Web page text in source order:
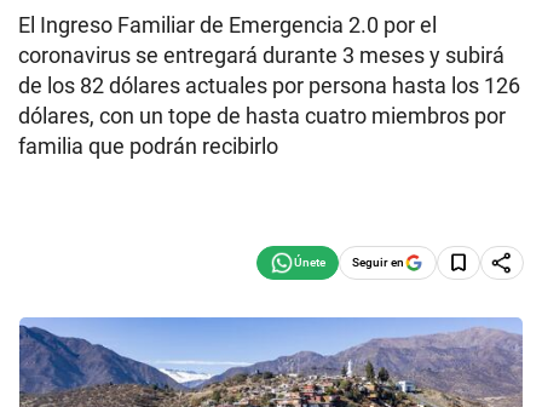
El Ingreso Familiar de Emergencia 2.0 por el
coronavirus se entregará durante 3 meses y subirá
de los 82 dólares actuales por persona hasta los 126
dólares, con un tope de hasta cuatro miembros por
familia que podrán recibirlo
Seguir en